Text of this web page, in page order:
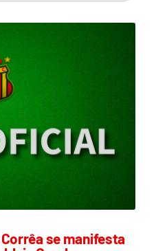
se manifesta